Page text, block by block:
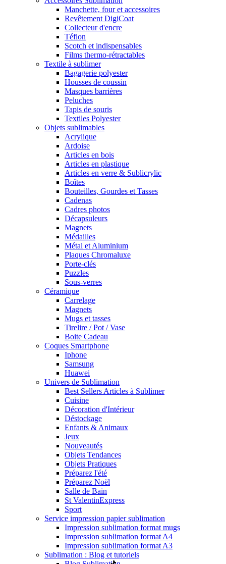
Manchette, four et accessoires
Revêtement DigiCoat
Collecteur d'encre
Téflon
Scotch et indispensables
Films thermo-rétractables
Textile à sublimer
Bagagerie polyester
Housses de coussin
Masques barrières
Peluches
Tapis de souris
Textiles Polyester
Objets sublimables
Acrylique
Ardoise
Articles en bois
Articles en plastique
Articles en verre & Sublicrylic
Boîtes
Bouteilles, Gourdes et Tasses
Cadenas
Cadres photos
Décapsuleurs
Magnets
Médailles
Métal et Aluminium
Plaques Chromaluxe
Porte-clés
Puzzles
Sous-verres
Céramique
Carrelage
Magnets
Mugs et tasses
Tirelire / Pot / Vase
Boite Cadeau
Coques Smartphone
Iphone
Samsung
Huawei
Univers de Sublimation
Best Sellers Articles à Sublimer
Cuisine
Décoration d'Intérieur
Déstockage
Enfants & Animaux
Jeux
Nouveautés
Objets Tendances
Objets Pratiques
Préparez l'été
Préparez Noël
Salle de Bain
St ValentinExpress
Sport
Service impression papier sublimation
Impression sublimation format mugs
Impression sublimation format A4
Impression sublimation format A3
Sublimation : Blog et tutoriels